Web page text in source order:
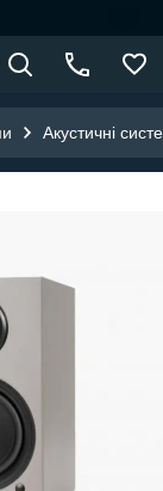
Акустичні